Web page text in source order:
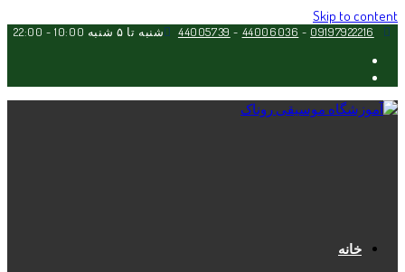
Skip to content
44005739 - 44006036 - 09197922216 شنبه تا ۵ شنبه 10:00 - 22:00
خانه